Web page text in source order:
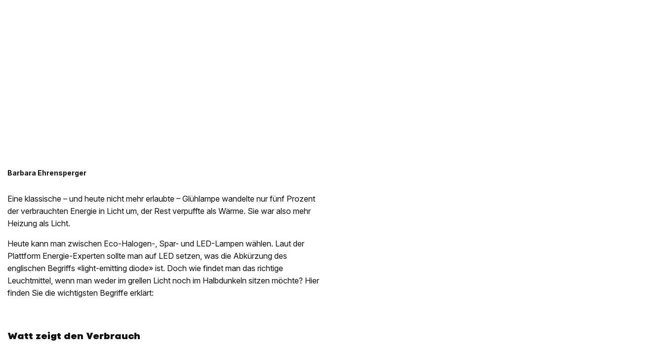
Barbara Ehrensperger
Eine klassische – und heute nicht mehr erlaubte – Glühlampe wandelte nur fünf Prozent
der verbrauchten Energie in Licht um, der Rest verpuffte als Wärme. Sie war also mehr
Heizung als Licht.
Heute kann man zwischen Eco-Halogen-, Spar- und LED-Lampen wählen. Laut der
Plattform Energie-Experten sollte man auf LED setzen, was die Abkürzung des
englischen Begriffs «light-emitting diode» ist. Doch wie findet man das richtige
Leuchtmittel, wenn man weder im grellen Licht noch im Halbdunkeln sitzen möchte? Hier
finden Sie die wichtigsten Begriffe erklärt:
Watt zeigt den Verbrauch